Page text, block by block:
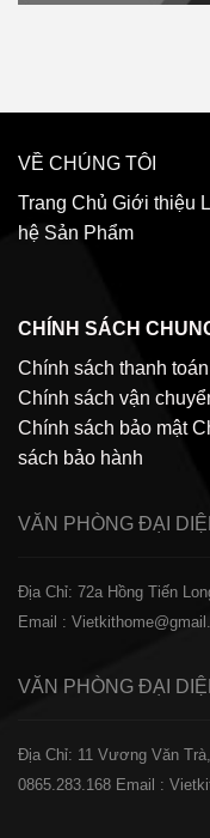
VỀ CHÚNG TÔI
Trang Chủ Giới thiệu
hệ Sản Phẩm
CHÍNH SÁCH
Chính sách thanh toán
Chính sách vận
Chính sách bảo mật
sách bảo hành
VĂN PHÒNG ĐẠI
Địa Chỉ: 72a Hồng Tiến
Email :
VĂN PHÒNG ĐẠI
Địa Chỉ: 11 Vương Văn
0865.283.168 Email :